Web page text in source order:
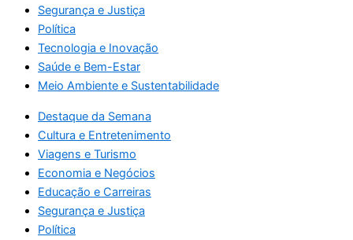
Segurança e Justiça
Política
Tecnologia e Inovação
Saúde e Bem-Estar
Meio Ambiente e Sustentabilidade
Destaque da Semana
Cultura e Entretenimento
Viagens e Turismo
Economia e Negócios
Educação e Carreiras
Segurança e Justiça
Política